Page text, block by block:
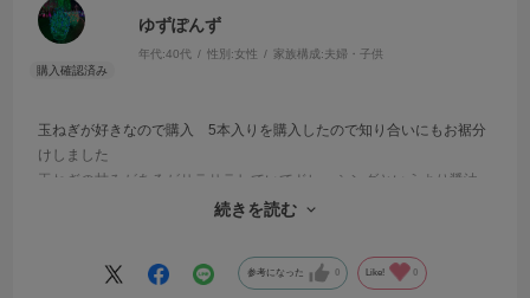
ゆずぽんず
年代:40代 性別:女性 家族構成:夫婦・子供
玉ねぎが好きなので購入 5本入りを購入したので知り合いにもお裾分
けしました
玉ねぎの甘みがあるがサラサラしていてドレッシングというより醤油
続きを読む
参考になった 0 Like! 0